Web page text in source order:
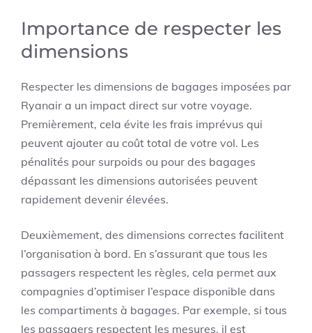
Importance de respecter les
dimensions
Respecter les dimensions de bagages imposées par
Ryanair a un impact direct sur votre voyage.
Premièrement, cela évite les frais imprévus qui
peuvent ajouter au coût total de votre vol. Les
pénalités pour surpoids ou pour des bagages
dépassant les dimensions autorisées peuvent
rapidement devenir élevées.
Deuxièmement, des dimensions correctes facilitent
l’organisation à bord. En s’assurant que tous les
passagers respectent les règles, cela permet aux
compagnies d’optimiser l’espace disponible dans
les compartiments à bagages. Par exemple, si tous
les passagers respectent les mesures, il est